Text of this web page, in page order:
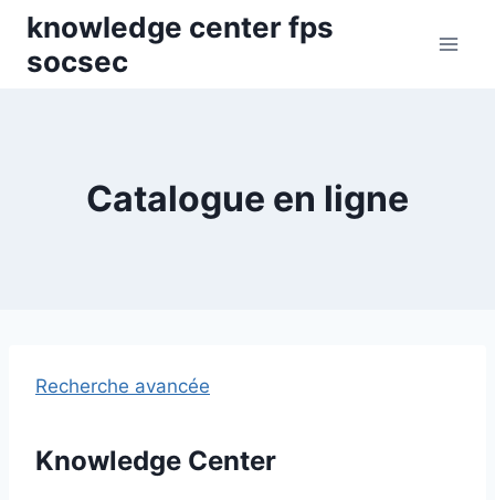
Skip
content
knowledge center fps
socsec
Catalogue en ligne
Recherche avancée
Knowledge Center